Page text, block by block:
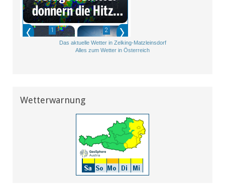
Das aktuelle Wetter in Zelking-Matzleinsdorf
Alles zum Wetter in Österreich
Wetterwarnung